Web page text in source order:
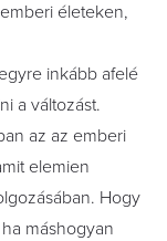
életeken,
inkább afelé
a változást.
az az emberi
elemien
Hogy
máshogyan